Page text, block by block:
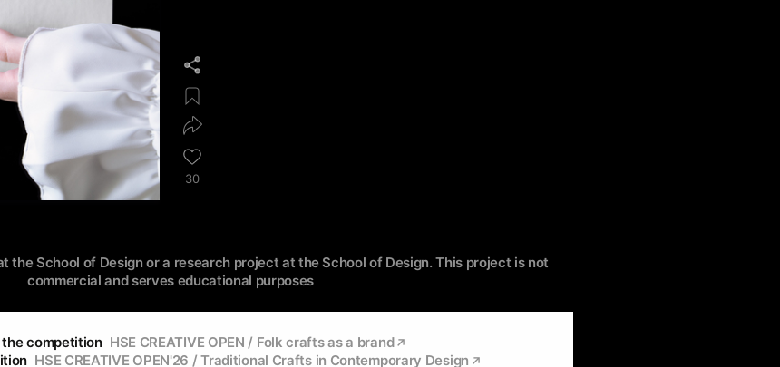
30
the School of Design or a research project at the School of Design. This project is not
commercial and serves educational purposes
competition HSE CREATIVE OPEN / Folk crafts as a brand
HSE CREATIVE OPEN'26 / Traditional Crafts in Contemporary Design